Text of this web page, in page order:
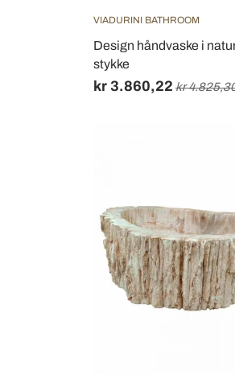
VIADURINI BATHROOM
Design håndvaske i
stykke
kr 3.860,22 kr